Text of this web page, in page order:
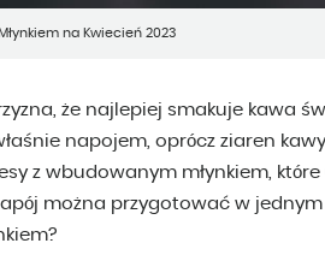
na Kwiecień 2023
że najlepiej smakuje kawa
napojem, oprócz ziaren
z wbudowanym młynkiem, które
można przygotować w